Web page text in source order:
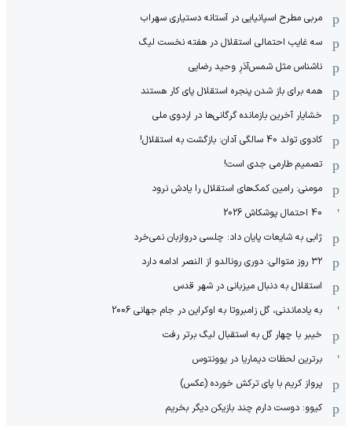
مربی مطرح اسپانیایی در آستانه دستیاری سهراب
سه غایب احتمالی استقلال در هفته نخست لیگ
ناشناس مثل شمس‌آذرِ وحید رضایی
همه برای باز شدن پنجره استقلال پای کار هستند
خشایار آخرین بازمانده گرگانی‌ها در اردوی ملی
کادوی تولد 40 سالگی آدان: بازگشت به استقلال!
تصمیم طارمی جدی است!
مومنی: رامین کمک‌های استقلال را یادش نرود
40 احتمال پوشکاش 2026
ژابی به شایعات پایان داد: چلسی دروازبان نمی‌خرد
۳۲ روز متوالی: دوری رونالدو از النصر ادامه دارد
استقلال به دنبال میزبانی در شهر قدس
به یادماندنی، گل زامبروتا به اوکراین در جام جهانی 2006
خیبر با چهار گل به استقبال لیگ برتر رفت
برترین لحظات دیماریا در یوونتوس
پرواز کریم با پای ترکش خورده (عکس)
کیوو: دوست دارم چند بازیکن دیگر بخریم